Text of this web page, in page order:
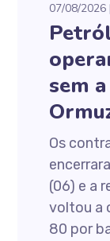
07/08/2026
sem
Os
(06) e a
voltou a
80 por